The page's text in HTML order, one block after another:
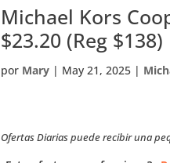
Michael Kors
$23.20 (Reg $138)
por Mary | May 21, 2025 |
Ofertas Diarias puede recibir una